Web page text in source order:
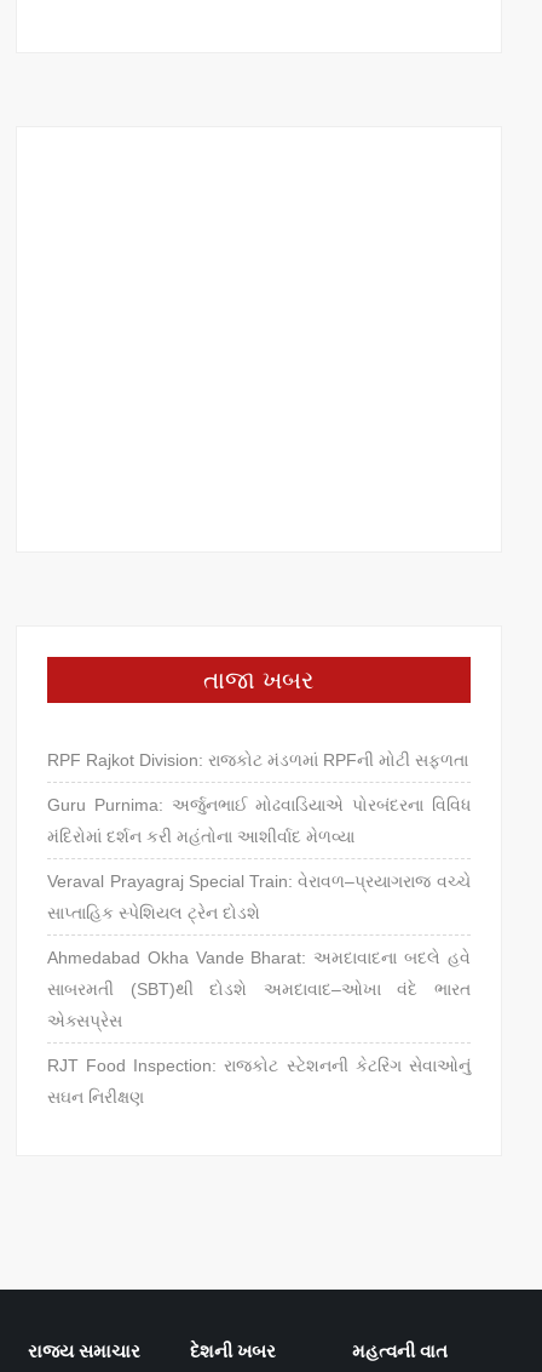
તાજા ખબર
RPF Rajkot Division: રાજકોટ મંડળમાં RPFની મોટી સફળતા
Guru Purnima: અર્જુનભાઈ મોઢવાડિયાએ પોરબંદરના વિવિધ
મંદિરોમાં દર્શન કરી મહંતોના આશીર્વાદ મેળવ્યા
Veraval Prayagraj Special Train: વેરાવળ–પ્રયાગરાજ વચ્ચે
સાપ્તાહિક સ્પેશિયલ ટ્રેન દોડશે
Ahmedabad Okha Vande Bharat: અમદાવાદના બદલે હવે
સાબરમતી (SBT)થી દોડશે અમદાવાદ–ઓખા વંદે ભારત
એક્સપ્રેસ
RJT Food Inspection: રાજકોટ સ્ટેશનની કેટરિંગ સેવાઓનું
સઘન નિરીક્ષણ
રાજ્ય સમાચાર દેશની ખબર મહત્વની વાત